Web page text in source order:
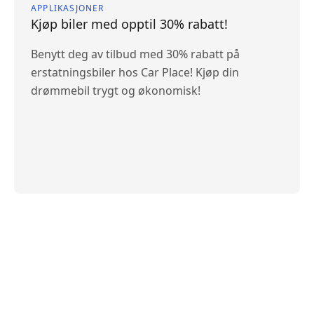
APPLIKASJONER
Kjøp biler med opptil 30% rabatt!
Benytt deg av tilbud med 30% rabatt på
erstatningsbiler hos Car Place! Kjøp din
drømmebil trygt og økonomisk!